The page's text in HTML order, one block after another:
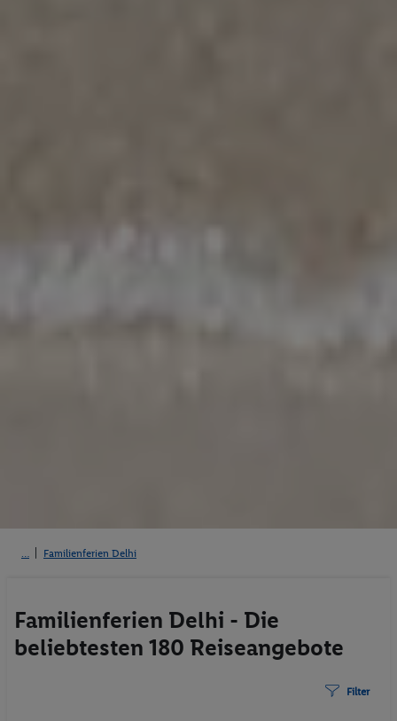
Familienferien Delhi
Familienferien Delhi - Die
beliebtesten 180 Reiseangebote
Filter